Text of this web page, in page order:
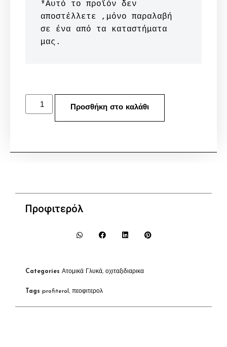
*Αυτό το προϊόν δεν
αποστέλλετε ,μόνο παραλαβή
σε ένα από τα καταστήματα
μας.
Προσθήκη στο καλάθι
Προφιτερόλ
Categories Ατομικά Γλυκά, οχιταξιδιαρικα
Tags profiterol , πεοφιτερολ